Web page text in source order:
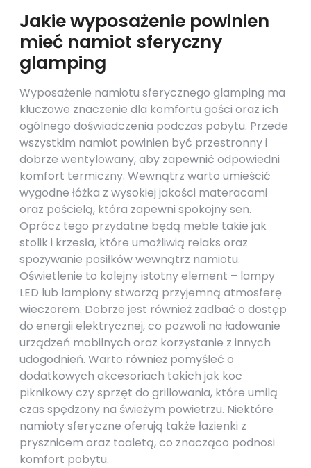
Jakie wyposażenie powinien
mieć namiot sferyczny
glamping
Wyposażenie namiotu sferycznego glamping ma
kluczowe znaczenie dla komfortu gości oraz ich
ogólnego doświadczenia podczas pobytu. Przede
wszystkim namiot powinien być przestronny i
dobrze wentylowany, aby zapewnić odpowiedni
komfort termiczny. Wewnątrz warto umieścić
wygodne łóżka z wysokiej jakości materacami
oraz pościelą, która zapewni spokojny sen.
Oprócz tego przydatne będą meble takie jak
stolik i krzesła, które umożliwią relaks oraz
spożywanie posiłków wewnątrz namiotu.
Oświetlenie to kolejny istotny element – lampy
LED lub lampiony stworzą przyjemną atmosferę
wieczorem. Dobrze jest również zadbać o dostęp
do energii elektrycznej, co pozwoli na ładowanie
urządzeń mobilnych oraz korzystanie z innych
udogodnień. Warto również pomyśleć o
dodatkowych akcesoriach takich jak koc
piknikowy czy sprzęt do grillowania, które umilą
czas spędzony na świeżym powietrzu. Niektóre
namioty sferyczne oferują także łazienki z
prysznicem oraz toaletą, co znacząco podnosi
komfort pobytu.